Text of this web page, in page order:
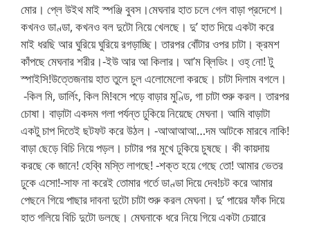
মোর। প্লে উইথ মাই স্পঞ্জি বুবস।মেঘনার হাত চলে গেল বাড়া প্রদেশে।
কখনও ডাণ্ডা, কখনও বল দুটো নিয়ে খেলছে। দু’ হাত দিয়ে একটা করে
মাই ধরছি আর ঘুরিয়ে ঘুরিয়ে রগড়াচ্ছি। তারপর বোঁটার ওপর চাটা। ক্রমশ
কাঁপছে মেঘনার শরীর।-ইউ আর আ কিলার। আ’ম ব্লিডিং। ওহ্ নো! টু
স্পাইসি!উত্তেজনায় হাত তুলে চুল এলোমেলো করছে। চাটা দিলাম বগলে।
-কিল মি, ডার্লিং, কিল মি!বসে পড়ে বাড়ার মুণ্ডি, গা চাটা শুরু করল। তারপর
চোষা। বাড়াটা একদম গলা পর্যন্ত ঢুকিয়ে নিয়েছে মেঘনা। আমি বাড়াটা
একটু চাপ দিতেই ছটফট করে উঠল। -আআআআ…দম আটকে মারবে নাকি!
বাড়া ছেড়ে বিচি নিয়ে পড়ল। চাটার পর মুখে ঢুকিয়ে চুষছে। কী কায়দায়
করছে কে জানে! হেব্বি মস্তি লাগছে! -শক্ত হয়ে গেছে তো! আমার ভেতর
ঢুকে এসো!-সাফ না করেই তোমার গর্তে ডাণ্ডা দিয়ে দেব!চট করে আমার
পেছনে গিয়ে পাছার দাবনা দুটো চাটা শুরু করল মেঘনা। দু’ পায়ের ফাঁক দিয়ে
হাত গলিয়ে বিচি দুটো ডলছে। মেঘনাকে ধরে নিয়ে গিয়ে একটা চেয়ারে